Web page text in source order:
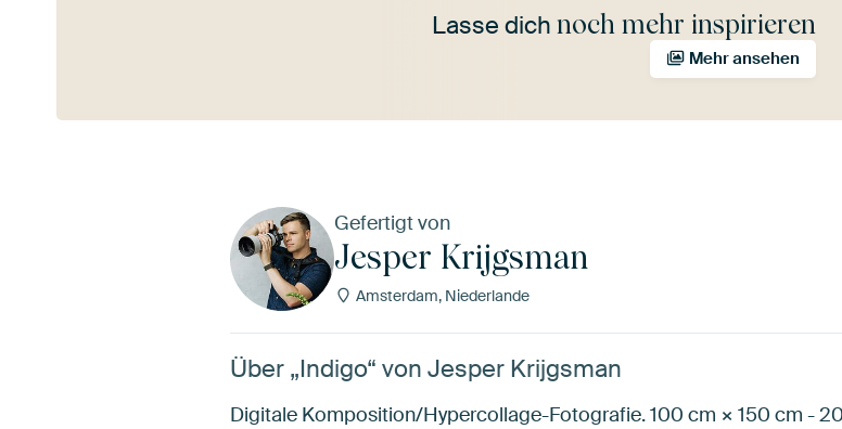
Lasse dich noch mehr inspirieren
Mehr ansehen
Gefertigt von
Jesper Krijgsman
Amsterdam, Niederlande
Über „Indigo“ von Jesper Krijgsman
Digitale Komposition/Hypercollage-Fotografie. 100 cm × 150 cm -